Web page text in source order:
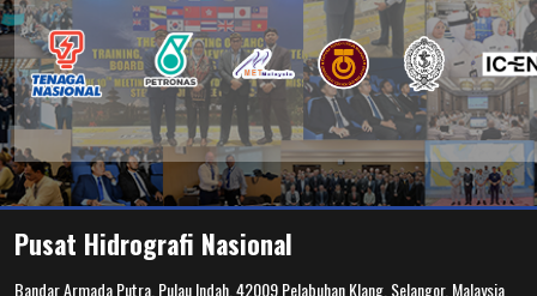
Pusat Hidrografi Nasional
Bandar Armada Putra, Pulau Indah, 42009 Pelabuhan Klang, Selangor, Malaysia